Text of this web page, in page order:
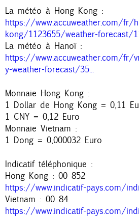
La météo à Hong Kong :
https://www.accuweather.com/fr/
kong/1123655/weather-forecast/
La météo à Hanoï :
https://www.accuweather.com/
y-weather-forecast/35...
Monnaie Hong Kong :
1 Dollar de Hong Kong = 0,11
1 CNY = 0,12 Euro
Monnaie Vietnam :
1 Dong = 0,000032 Euro
Indicatif téléphonique :
Hong Kong : 00 852
https://www.indicatif-pays.com/
Vietnam : 00 84
https://www.indicatif-pays.com/